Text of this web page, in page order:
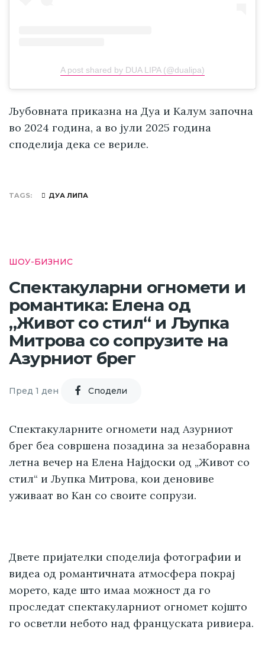
A post shared by DUA LIPA (@dualipa)
Љубовната приказна на Дуа и Калум започна
во 2024 година, а во јули 2025 година
споделија дека се вериле.
TAGS ДУА ЛИПА
ШОУ-БИЗНИС
Спектакуларни огномети и
романтика: Елена од
„Живот со стил“ и Љупка
Митрова со сопрузите на
Азурниот брег
Пред 1 ден Cподели
Спектакуларните огномети над Азурниот
брег беа совршена позадина за незаборавна
летна вечер на Елена Најдоски од „Живот со
стил“ и Љупка Митрова, кои деновиве
уживаат во Кан со своите сопрузи.
Двете пријателки споделија фотографии и
видеа од романтичната атмосфера покрај
морето, каде што имаа можност да го
проследат спектакуларниот огномет којшто
го осветли небото над француската ривиера.